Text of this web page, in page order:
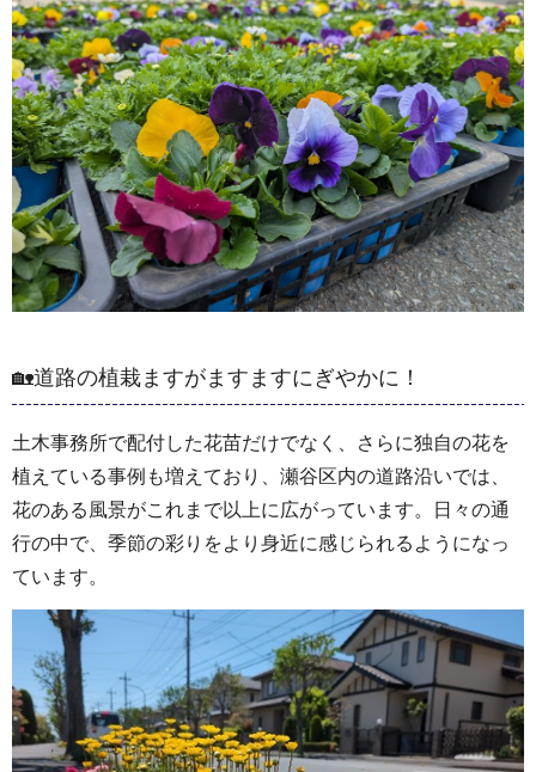
🏡道路の植栽ますがますますにぎやかに！
土木事務所で配付した花苗だけでなく、さらに独自の花を
植えている事例も増えており、瀬谷区内の道路沿いでは、
花のある風景がこれまで以上に広がっています。日々の通
行の中で、季節の彩りをより身近に感じられるようになっ
ています。